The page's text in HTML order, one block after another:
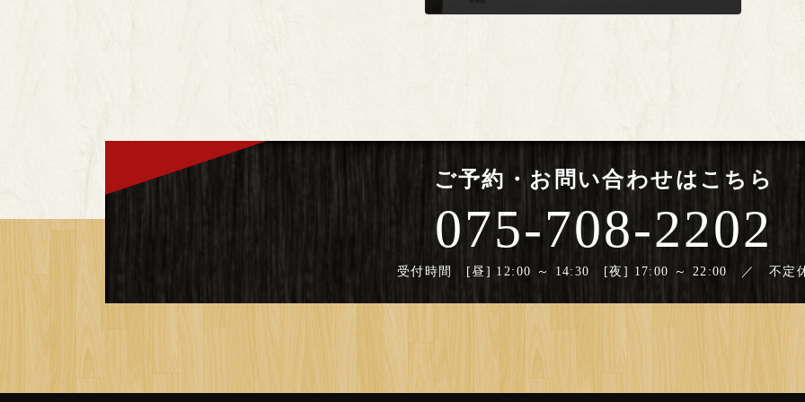
ご予約・お問い合わせはこちら
075-708-2202
受付時間 [昼] 12:00 ～ 14:30 [夜] 17:00 ～ 22:00 ／ 不定